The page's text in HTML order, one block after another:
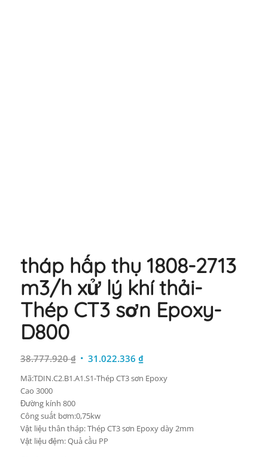
tháp hấp thụ 1808-2713
m3/h xử lý khí thải-
Thép CT3 sơn Epoxy-
D800
38.777.920₫ Giá31.022.336 ₫Giá
tại
Mã:TDIN.C2.B1.A1.S1-Thép CT3 sơn Epoxy
Cao 3000
Đường kính 800
Công suất bơm:0,75kw
Vật liệu thân tháp: Thép CT3 sơn Epoxy dày 2mm
Vật liệu đệm: Quả cầu PP